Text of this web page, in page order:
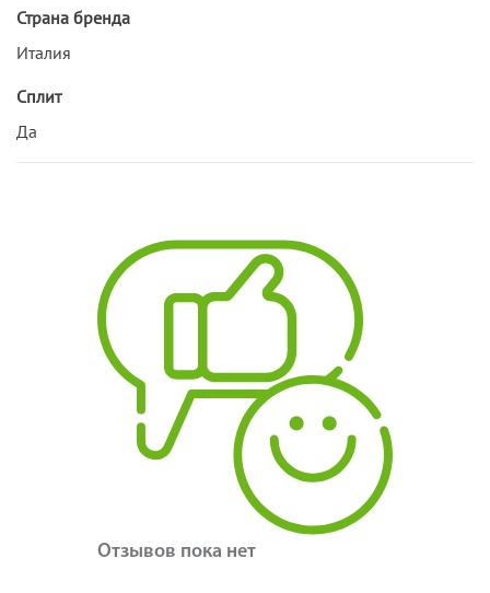
Страна бренда
Италия
Сплит
Да
Отзывов пока нет